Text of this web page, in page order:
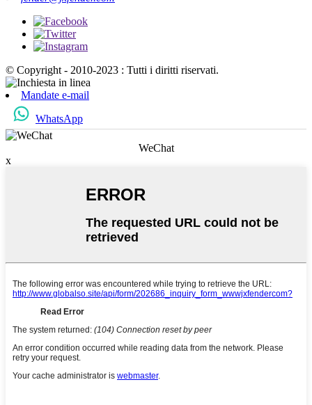
© Copyright - 2010-2023 : Tutti i diritti riservati.
Mandate e-mail
WhatsApp
WeChat
x